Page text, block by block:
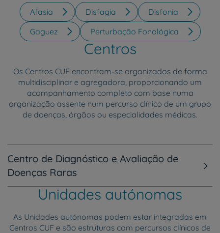
Afasia Disfagia
Disfonia
Gaguez
Perturbação Fonológica
Centros
Os Centros CUF encontram-se organizados de forma
multidisciplinar e agregadora, proporcionando um
acompanhamento completo com base numa
organização assente num percurso clínico de um grupo
de doenças, órgãos ou especialidades médicas.
Centro de Diagnóstico e Avaliação de
Doenças Raras
Unidades autónomas
As Unidades autónomas podem estar integradas em
Centros CUF e são estruturas com percursos clínicos de